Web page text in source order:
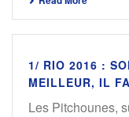
1/ RIO 2016 :
MEILLEUR, IL
Les Pitchounes,